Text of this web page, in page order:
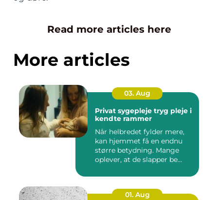
Read more articles here
More articles
03. Aug
Privat sygepleje tryg pleje i
kendte rammer
Når helbredet fylder mere,
kan hjemmet få en endnu
større betydning. Mange
oplever, at de slapper be...
01. Aug